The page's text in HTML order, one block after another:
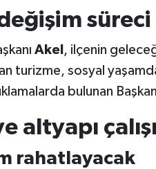
süreci
Akel , ilçenin
turizme, sosyal
bulunan
altyapı
rahatlayacak